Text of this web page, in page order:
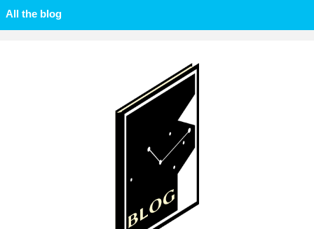
All the blog